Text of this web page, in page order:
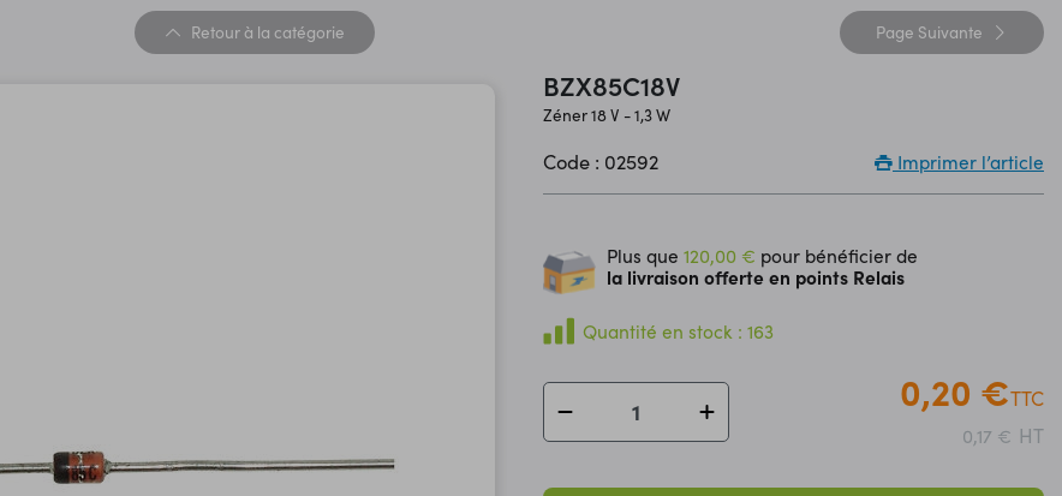
Retour à la catégorie Page Suivante
BZX85C18V
Zéner 18 V - 1,3 W
Code : 02592 Imprimer l’article
Plus que120,00 € pour bénéficier de
la livraison offerte en points Relais
Quantité en stock : 163
0,20 €TTC
0,17 € HT